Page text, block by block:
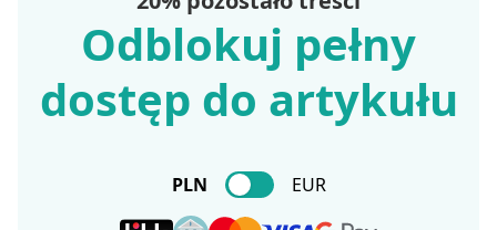
Odblokuj pełny
dostęp do artykułu
PLN EUR